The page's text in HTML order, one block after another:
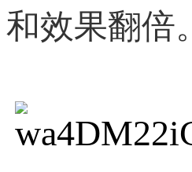
和效果翻倍。